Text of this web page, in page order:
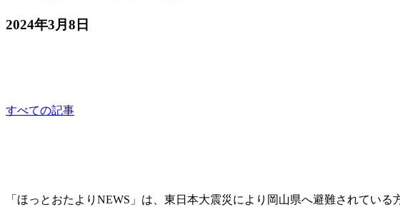
2024年3月8日
すべての記事
「ほっとおたよりNEWS」は、東日本大震災により岡山県へ避難されてい